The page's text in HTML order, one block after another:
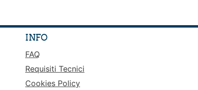
INFO
FAQ
Requisiti Tecnici
Cookies Policy